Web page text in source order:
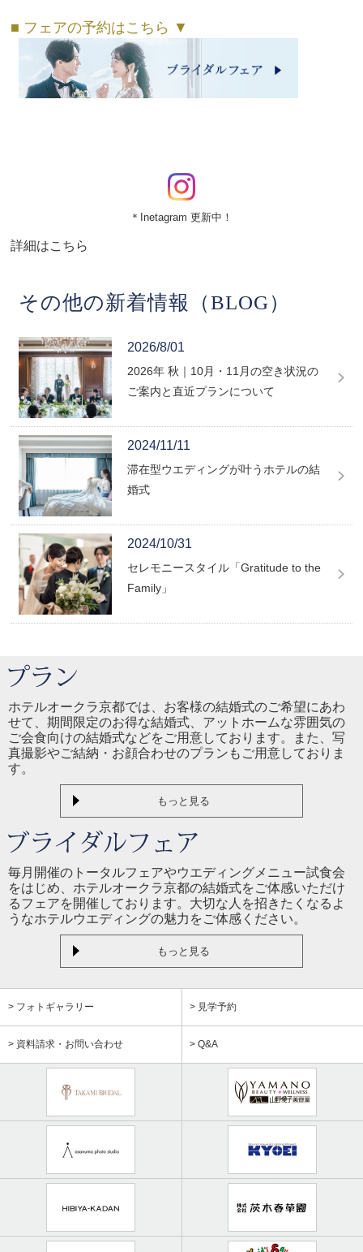
■ フェアの予約はこちら ▼
＊Inetagram 更新中！
詳細はこちら
その他の新着情報（BLOG）
2026/8/01
2026年 秋｜10月・11月の空き状況の
ご案内と直近プランについて
2024/11/11
滞在型ウエディングが叶うホテルの結
婚式
2024/10/31
セレモニースタイル「Gratitude to the
Family」
ホテルオークラ京都では、お客様の結婚式のご希望にあわ
せて、期間限定のお得な結婚式、アットホームな雰囲気の
ご会食向けの結婚式などをご用意しております。また、写
真撮影やご結納・お顔合わせのプランもご用意しておりま
す。
もっと見る
毎月開催のトータルフェアやウエディングメニュー試食会
をはじめ、ホテルオークラ京都の結婚式をご体感いただけ
るフェアを開催しております。大切な人を招きたくなるよ
うなホテルウエディングの魅力をご体感ください。
もっと見る
> フォトギャラリー > 見学予約
> 資料請求・お問い合わせ > Q&A